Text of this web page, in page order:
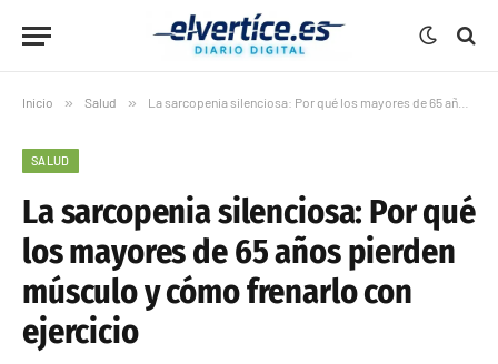
Inicio » Salud » La sarcopenia silenciosa: Por qué los mayores de 65 años pierden músculo y cómo frenarlo con ejercicio
SALUD
La sarcopenia silenciosa: Por qué
los mayores de 65 años pierden
músculo y cómo frenarlo con
ejercicio